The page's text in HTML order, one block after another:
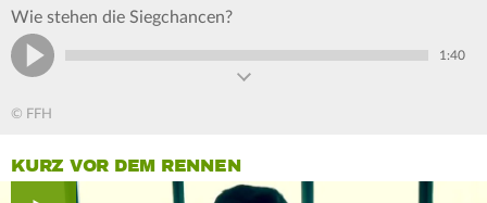
Wie stehen die Siegchancen?
1:40
© FFH
KURZ VOR DEM RENNEN